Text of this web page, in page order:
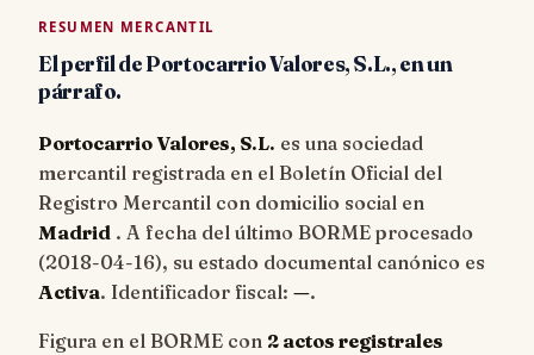
RESUMEN MERCANTIL
El perfil de Portocarrio Valores, S.L., en un
párrafo.
Portocarrio Valores, S.L. es una sociedad
mercantil registrada en el Boletín Oficial del
Registro Mercantil con domicilio social en
Madrid . A fecha del último BORME procesado
(2018-04-16), su estado documental canónico es
Activa. Identificador fiscal: —.
Figura en el BORME con 2 actos registrales